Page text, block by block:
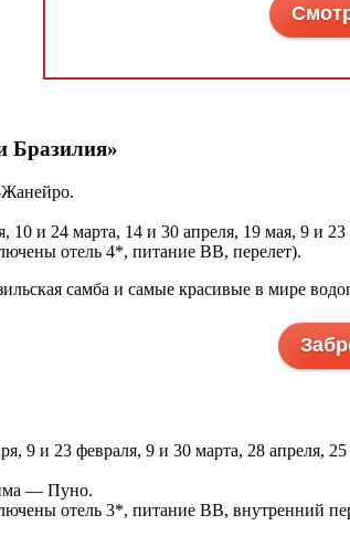
Бразилия»
10 и 24 марта, 14 и 30 апреля, 19 мая, 9 и
отель 4*, питание ВВ, перелет).
самба и самые красивые в мире
9 и 23 февраля, 9 и 30 марта, 28 апреля,
— Пуно.
отель 3*, питание ВВ, внутренний